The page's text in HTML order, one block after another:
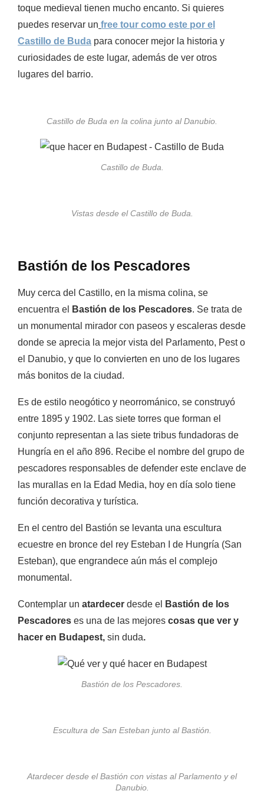
toque medieval tienen mucho encanto. Si quieres
puedes reservar un free tour como este por el
Castillo de Buda para conocer mejor la historia y
curiosidades de este lugar, además de ver otros
lugares del barrio.
Castillo de Buda en la colina junto al Danubio.
Castillo de Buda.
Vistas desde el Castillo de Buda.
Bastión de los Pescadores
Muy cerca del Castillo, en la misma colina, se
encuentra el
Bastión de los Pescadores. Se trata de
un monumental mirador con paseos y escaleras desde
donde se aprecia la mejor vista del Parlamento, Pest o
el Danubio, y que lo convierten en uno de los lugares
más bonitos de la ciudad.
Es de estilo neogótico y neorrománico, se construyó
entre 1895 y 1902. Las siete torres que forman el
conjunto representan a las siete tribus fundadoras de
Hungría en el año 896. Recibe el nombre del grupo de
pescadores responsables de defender este enclave de
las murallas en la Edad Media, hoy en día solo tiene
función decorativa y turística.
En el centro del Bastión se levanta una escultura
ecuestre en bronce del rey Esteban I de Hungría (San
Esteban), que engrandece aún más el complejo
monumental.
Contemplar un atardecer desde el
Bastión de los
Pescadores es una de las mejores cosas que ver y
hacer en Budapest, sin duda.
Bastión de los Pescadores.
Escultura de San Esteban junto al Bastión.
Atardecer desde el Bastión con vistas al Parlamento y el
Danubio.